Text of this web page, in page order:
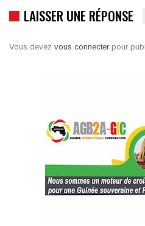
LAISSER UNE RÉPONSE
Vous devez vous connecter pour